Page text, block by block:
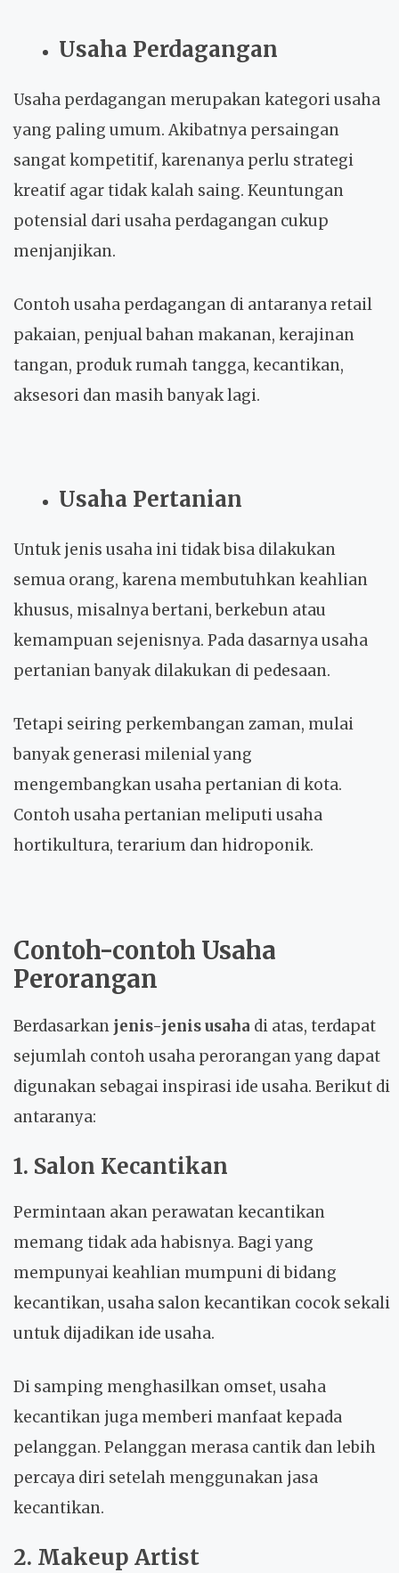
Usaha Perdagangan
Usaha perdagangan merupakan kategori usaha
yang paling umum. Akibatnya persaingan
sangat kompetitif, karenanya perlu strategi
kreatif agar tidak kalah saing. Keuntungan
potensial dari usaha perdagangan cukup
menjanjikan.
Contoh usaha perdagangan di antaranya retail
pakaian, penjual bahan makanan, kerajinan
tangan, produk rumah tangga, kecantikan,
aksesori dan masih banyak lagi.
Usaha Pertanian
Untuk jenis usaha ini tidak bisa dilakukan
semua orang, karena membutuhkan keahlian
khusus, misalnya bertani, berkebun atau
kemampuan sejenisnya. Pada dasarnya usaha
pertanian banyak dilakukan di pedesaan.
Tetapi seiring perkembangan zaman, mulai
banyak generasi milenial yang
mengembangkan usaha pertanian di kota.
Contoh usaha pertanian meliputi usaha
hortikultura, terarium dan hidroponik.
Contoh-contoh Usaha
Perorangan
Berdasarkan jenis-jenis usaha di atas, terdapat
sejumlah contoh usaha perorangan yang dapat
digunakan sebagai inspirasi ide usaha. Berikut di
antaranya:
1. Salon Kecantikan
Permintaan akan perawatan kecantikan
memang tidak ada habisnya. Bagi yang
mempunyai keahlian mumpuni di bidang
kecantikan, usaha salon kecantikan cocok sekali
untuk dijadikan ide usaha.
Di samping menghasilkan omset, usaha
kecantikan juga memberi manfaat kepada
pelanggan. Pelanggan merasa cantik dan lebih
percaya diri setelah menggunakan jasa
kecantikan.
2. Makeup Artist